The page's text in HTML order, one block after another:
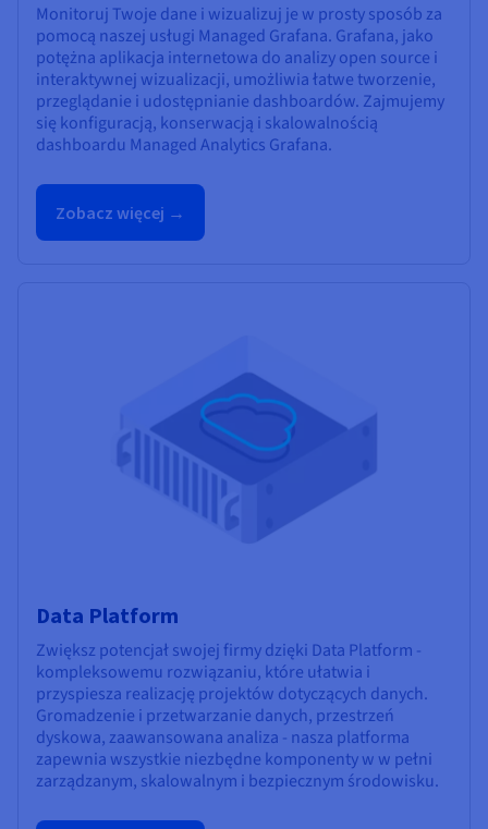
Monitoruj Twoje dane i wizualizuj je w prosty sposób za
pomocą naszej usługi Managed Grafana. Grafana, jako
potężna aplikacja internetowa do analizy open source i
interaktywnej wizualizacji, umożliwia łatwe tworzenie,
przeglądanie i udostępnianie dashboardów. Zajmujemy
się konfiguracją, konserwacją i skalowalnością
dashboardu Managed Analytics Grafana.
Zobacz więcej →
Data Platform
Zwiększ potencjał swojej firmy dzięki Data Platform -
kompleksowemu rozwiązaniu, które ułatwia i
przyspiesza realizację projektów dotyczących danych.
Gromadzenie i przetwarzanie danych, przestrzeń
dyskowa, zaawansowana analiza - nasza platforma
zapewnia wszystkie niezbędne komponenty w w pełni
zarządzanym, skalowalnym i bezpiecznym środowisku.